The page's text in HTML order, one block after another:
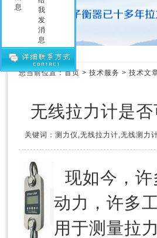
您当前位置：首页 > 技术服务 > 技术文
无线拉力计是
关键词：测力仪,无线拉力计,无线测力
现如今，
动力，许多
用于测量拉